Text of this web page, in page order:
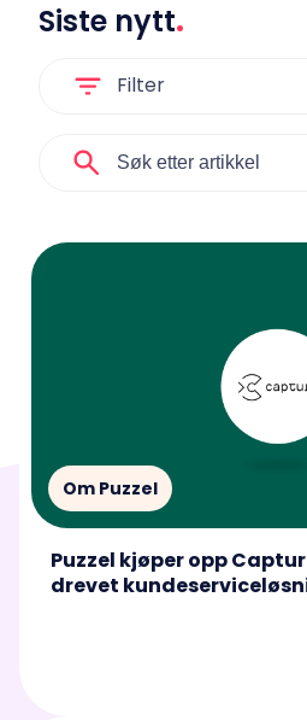
Siste nytt.
Filter
Om Puzzel
Puzzel kjøper opp
drevet